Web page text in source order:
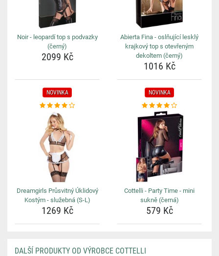
Noir - leopardí top s podvazky
(černý)
2099 Kč
Abierta Fina - oslňující lesklý
krajkový top s otevřeným
dekoltem (černý)
1016 Kč
NOVINKA
Dreamgirls Průsvitný Úklidový
Kostým - služebná (S-L)
1269 Kč
NOVINKA
Cottelli - Party Time - mini
sukně (černá)
579 Kč
DALŠÍ PRODUKTY OD VÝROBCE COTTELLI